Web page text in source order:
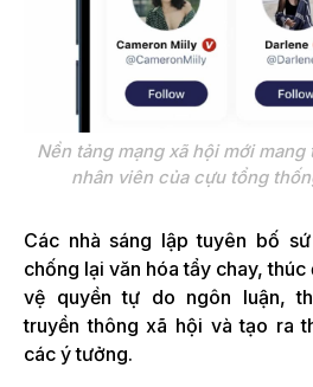
Nền tảng mạng xã hội mới mang
nhân viên của cựu tổng
Các nhà sáng lập tuyên bố
chống lại văn hóa tẩy chay,
vệ quyền tự do ngôn luận,
truyền thông xã hội và tạo ra
các ý tưởng.